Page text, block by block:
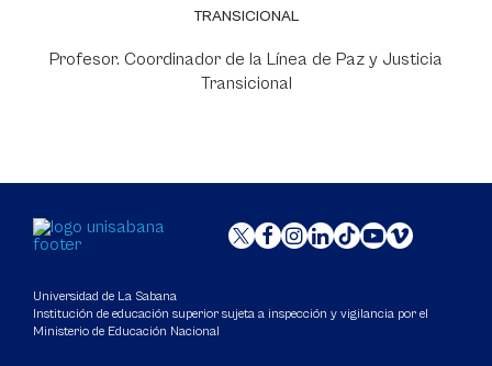
TRANSICIONAL
Profesor. Coordinador de la Línea de Paz y Justicia
Transicional
Universidad de La Sabana
Institución de educación superior sujeta a inspección y vigilancia por el
Ministerio de Educación Nacional